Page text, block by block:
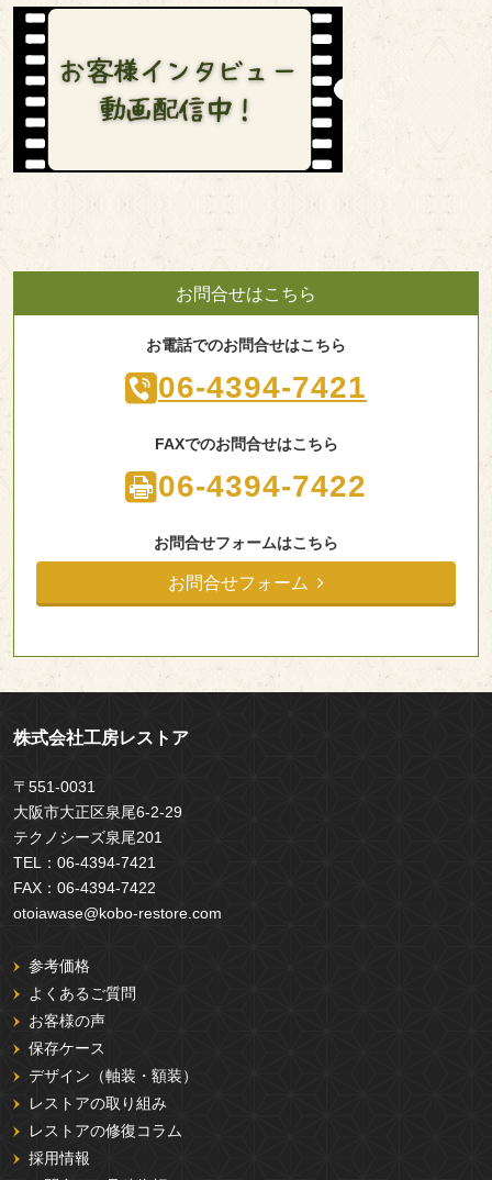
お問合せはこちら
お電話でのお問合せはこちら
06-4394-7421
FAXでのお問合せはこちら
06-4394-7422
お問合せフォームはこちら
お問合せフォーム
株式会社工房レストア
〒551-0031
大阪市大正区泉尾6-2-29
テクノシーズ泉尾201
TEL： 06-4394-7421
FAX： 06-4394-7422
otoiawase@kobo-restore.com
参考価格
よくあるご質問
お客様の声
保存ケース
デザイン（軸装・額装）
レストアの取り組み
レストアの修復コラム
採用情報